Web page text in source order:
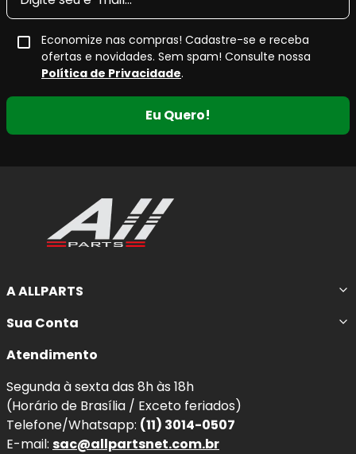
Economize nas compras! Cadastre-se e receba
ofertas e novidades. Sem spam! Consulte nossa
Política de Privacidade.
Eu Quero!
A ALLPARTS
Sua Conta
Atendimento
Segunda à sexta das 8h às 18h
(Horário de Brasília / Exceto feriados)
Telefone/Whatsapp: (11) 3014-0507
E-mail: sac@allpartsnet.com.br